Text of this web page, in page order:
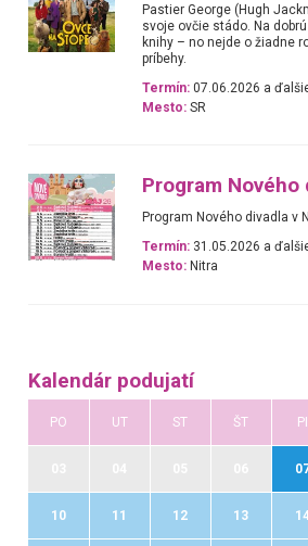
Pastier George (Hugh
svoje ovčie stádo. Na
knihy – no nejde o žiadne
príbehy.
Termín: 07.06.2026 a
Mesto: SR
Program Nového
Program Nového divadla v
Termín: 31.05.2026 a
Mesto: Nitra
Kalendár podujatí
PO UT ST ŠT PI
10 11 12 13